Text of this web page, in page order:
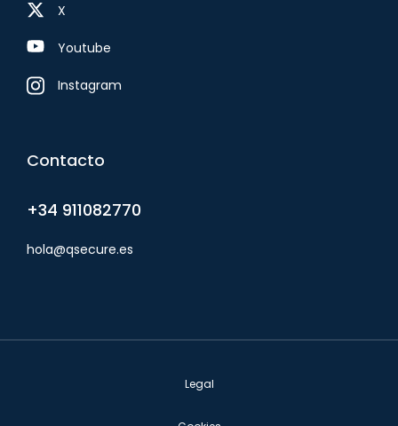
X
Youtube
Instagram
Contacto
+34 911082770
hola@qsecure.es
Legal